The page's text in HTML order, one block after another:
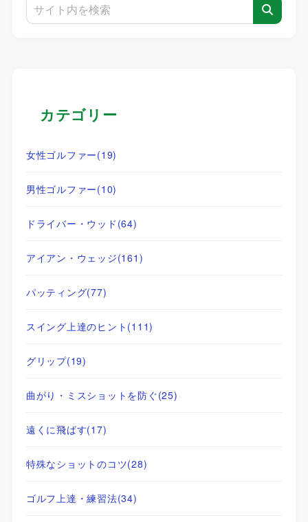
カテゴリー
女性ゴルファー(19)
男性ゴルファー(10)
ドライバー・ウッド (64)
アイアン・ウェッジ(161)
パッティング(77)
スイング上達のヒント (111)
グリップ(19)
曲がり・ミスショットを防ぐ(25)
遠くに飛ばす(17)
特殊なショットのコツ(28)
ゴルフ上達・練習法(34)